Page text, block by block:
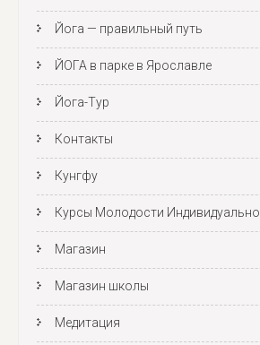
Йога — правильный путь
ЙОГА в парке в Ярославле
Йога-Тур
Контакты
Кунгфу
Курсы Молодости Индивидуально
Магазин
Магазин школы
Медитация